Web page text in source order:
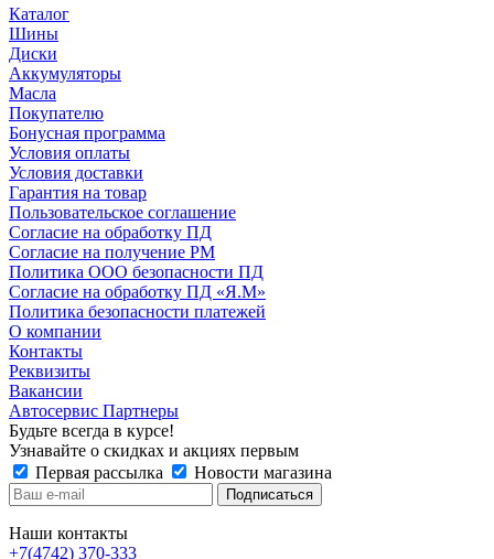
Каталог
Шины
Диски
Аккумуляторы
Масла
Покупателю
Бонусная программа
Условия оплаты
Условия доставки
Гарантия на товар
Пользовательское соглашение
Согласие на обработку ПД
Согласие на получение РМ
Политика ООО безопасности ПД
Согласие на обработку ПД «Я.М»
Политика безопасности платежей
О компании
Контакты
Реквизиты
Вакансии
Автосервис Партнеры
Будьте всегда в курсе!
Узнавайте о скидках и акциях первым
Первая рассылка
Новости магазина
Наши контакты
+7(4742) 370-333